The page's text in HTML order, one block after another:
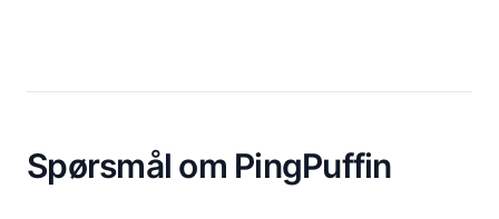
Spørsmål om PingPuffin